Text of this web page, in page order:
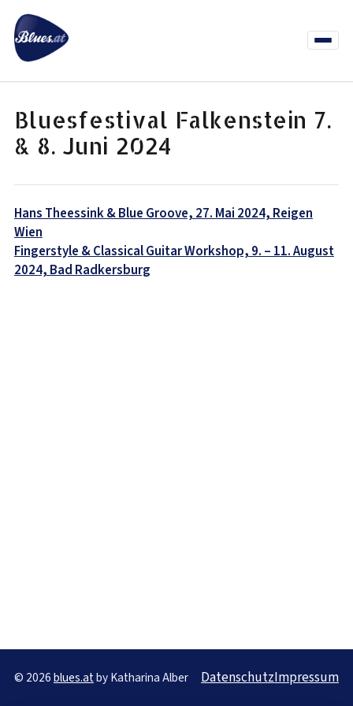
Inhalt
springen
Menü
Bluesfestival Falkenstein 7.
& 8. Juni 2024
Hans Theessink & Blue Groove, 27. Mai 2024, Reigen
Wien
Fingerstyle & Classical Guitar Workshop, 9. – 11. August
2024, Bad Radkersburg
© 2026blues.atby Katharina Alber DatenschutzImpressum